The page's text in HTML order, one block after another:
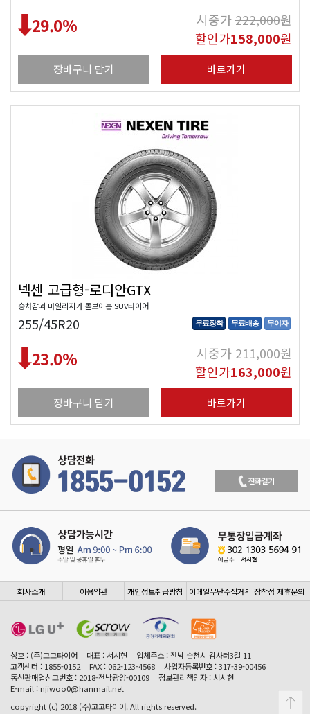
29.0% 시중가222,000원
할인가158,000원
장바구니 담기 바로가기
넥센 고급형-로디안GTX
승차감과 마일리지가 돋보이는 SUV타이어
255/45R20 무료장착 무료배송 무이자
23.0% 시중가211,000원
할인가163,000원
장바구니 담기 바로가기
회사소개 이용약관 개인정보취급방침 이메일무단수집거부 장착점 제휴문의
상호 : (주)고고타이어 대표 : 서시현
업체주소 : 전남 순천시 감사터3길 11
고객센터 : 1855-0152
FAX : 062-123-4568
사업자등록번호 : 317-39-00456
통신판매업신고번호 : 2018-전남광양-00109
정보관리책임자 : 서시현
E-mail : njiwoo0@hanmail.net
copyright (c) 2018 (주)고고타이어. All rights reserved.